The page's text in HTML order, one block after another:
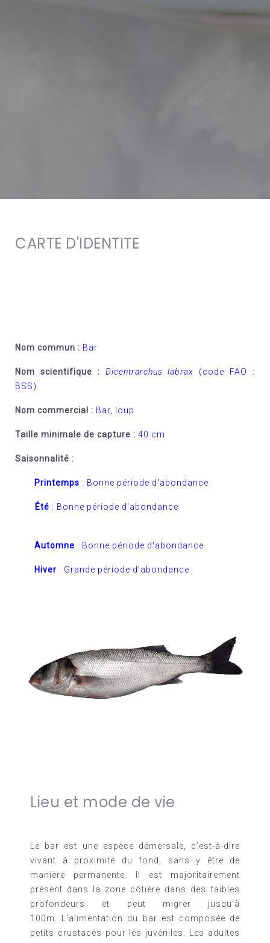
CARTE D'IDENTITE
Nom commun : Bar
Nom scientifique : Dicentrarchus labrax
(code FAO :
BSS)
Nom commercial : Bar, loup
Taille minimale de capture : 40 cm
Saisonnalité :
Printemps : Bonne période d'abondance
Été : Bonne période d'abondance
Automne : Bonne période d'abondance
Hiver : Grande période d'abondance
Lieu et mode de vie
Le bar est une espèce démersale, c’est-à-dire
vivant à proximité du fond, sans y être de
manière permanente. Il est majoritairement
présent dans la zone côtière dans des faibles
profondeurs et peut migrer jusqu’à
100m.
L’alimentation du bar est composée de
petits crustacés pour les juvéniles. Les adultes